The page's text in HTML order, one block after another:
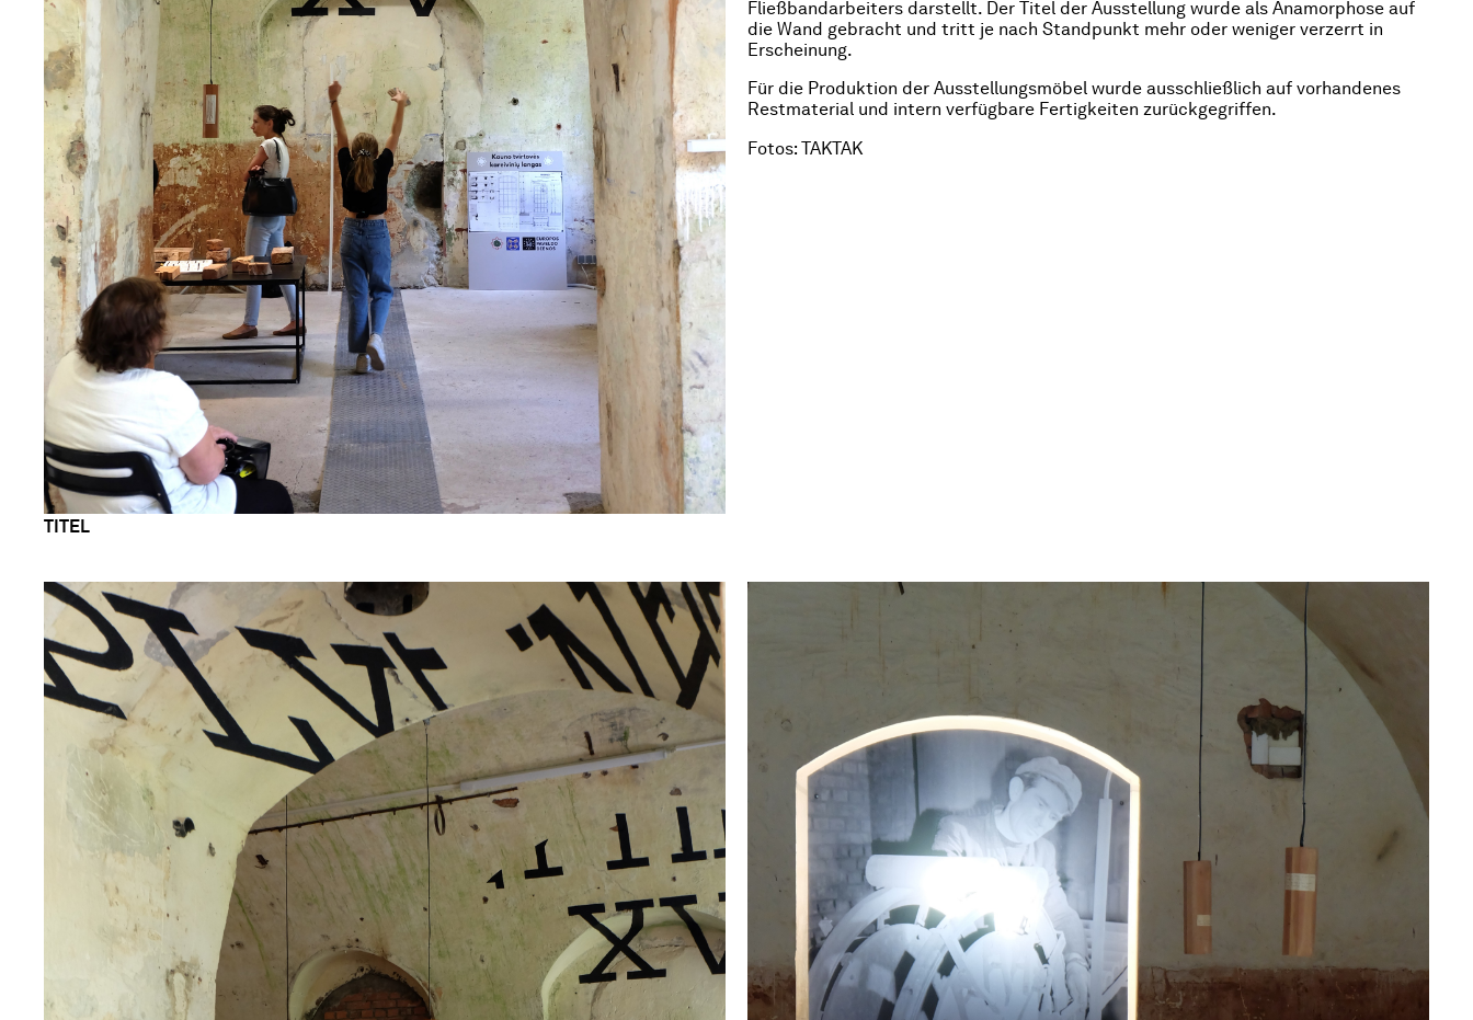
TITEL
Fließbandarbeiters darstellt. Der Titel der Ausstellung wurde als Anamorphose auf
die Wand gebracht und tritt je nach Standpunkt mehr oder weniger verzerrt in
Erscheinung.
Für die Produktion der Ausstellungsmöbel wurde ausschließlich auf vorhandenes
Restmaterial und intern verfügbare Fertigkeiten zurückgegriffen.
Fotos: TAKTAK